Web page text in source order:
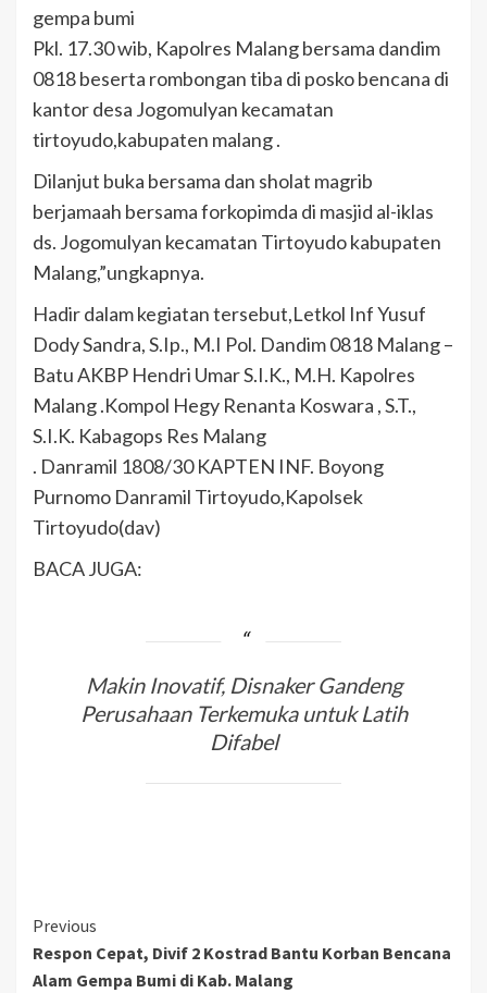
gempa bumi
Pkl. 17.30 wib, Kapolres Malang bersama dandim
0818 beserta rombongan tiba di posko bencana di
kantor desa Jogomulyan kecamatan
tirtoyudo,kabupaten malang .
Dilanjut buka bersama dan sholat magrib
berjamaah bersama forkopimda di masjid al-iklas
ds. Jogomulyan kecamatan Tirtoyudo kabupaten
Malang,”ungkapnya.
Hadir dalam kegiatan tersebut,Letkol Inf Yusuf
Dody Sandra, S.Ip., M.I Pol. Dandim 0818 Malang –
Batu AKBP Hendri Umar S.I.K., M.H. Kapolres
Malang .Kompol Hegy Renanta Koswara , S.T.,
S.I.K. Kabagops Res Malang
. Danramil 1808/30 KAPTEN INF. Boyong
Purnomo Danramil Tirtoyudo,Kapolsek
Tirtoyudo(dav)
BACA JUGA:
Makin Inovatif, Disnaker Gandeng
Perusahaan Terkemuka untuk Latih
Difabel
Previous
Respon Cepat, Divif 2 Kostrad Bantu Korban Bencana
Alam Gempa Bumi di Kab. Malang